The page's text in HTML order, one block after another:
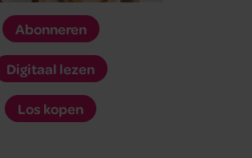
Abonneren
Digitaal lezen
Los kopen